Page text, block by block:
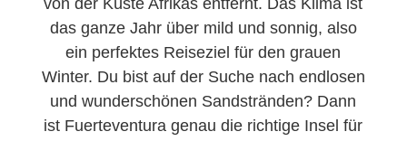
das ganze Jahr über mild und sonnig, also
ein perfektes Reiseziel für den grauen
Winter. Du bist auf der Suche nach endlosen
und wunderschönen Sandstränden? Dann
ist Fuerteventura genau die richtige Insel für